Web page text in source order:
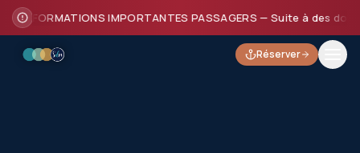
INFORMATIONS IMPORTANTES PASSAGERS — Suite à des
Réserver